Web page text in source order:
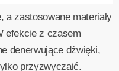
zastosowane materiały
efekcie z czasem
denerwujące dźwięki,
przyzwyczaić.